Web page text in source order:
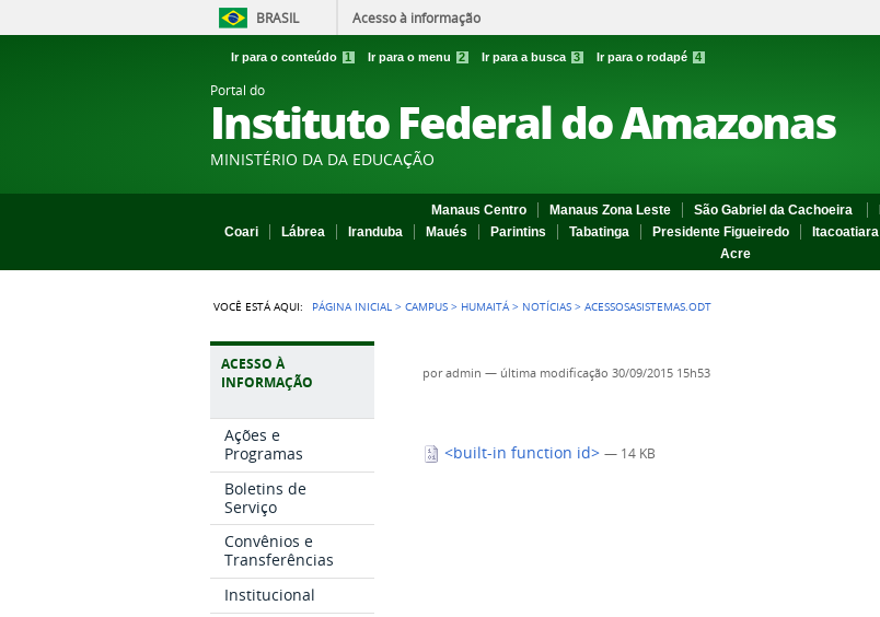
BRASIL Acesso à informação
Ir para o conteúdo 1 Ir para o menu 2 Ir para a busca 3 Ir para o rodapé 4
Portal do
Instituto Federal do Amazonas
MINISTÉRIO DA DA EDUCAÇÃO
Manaus Centro Manaus Zona Leste São Gabriel da Cachoeira
Coari
Lábrea Iranduba Maués Parintins Tabatinga Presidente Figueiredo Itacoatiara
Acre
VOCÊ ESTÁ AQUI: PÁGINA INICIAL >CAMPUS > HUMAITÁ > NOTÍCIAS >ACESSOSASISTEMAS.ODT
ACESSO À
INFORMAÇÃO
Ações e
Programas
Boletins de
Serviço
Convênios e
Transferências
Institucional
poradmin — última modificação 30/09/2015 15h53
<built-in function id>— 14 KB